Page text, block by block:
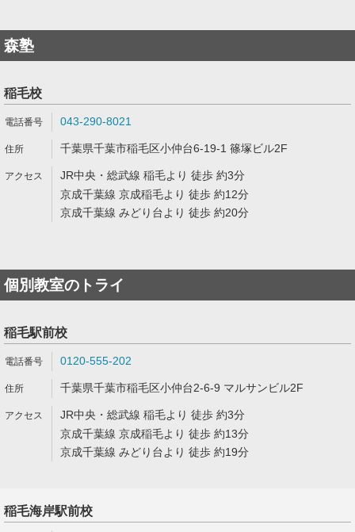
森塾
稲毛校
043-290-8021
千葉県千葉市稲毛区小仲台6-19-1 篠塚ビル2F
JR中央・総武線 稲毛より 徒歩 約3分
京成千葉線 京成稲毛より 徒歩 約12分
京成千葉線 みどり台より 徒歩 約20分
個別教室のトライ
稲毛駅前校
0120-555-202
千葉県千葉市稲毛区小仲台2-6-9 マルサンビル2F
JR中央・総武線 稲毛より 徒歩 約3分
京成千葉線 京成稲毛より 徒歩 約13分
京成千葉線 みどり台より 徒歩 約19分
稲毛海岸駅前校